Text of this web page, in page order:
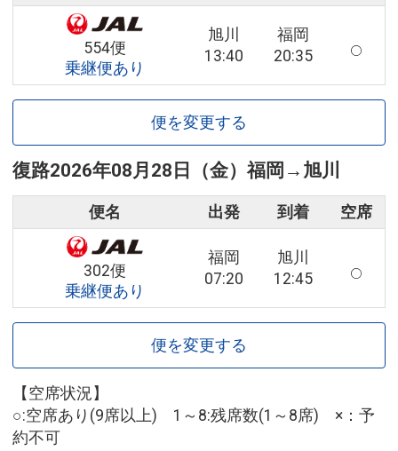
554便
乗継便あり
旭川
13:40
福岡
20:35
便を変更する
復路2026年08月28日（金）福岡 → 旭川
便名 出発 到着 空席
302便
乗継便あり
福岡
07:20
旭川
12:45
便を変更する
【空席状況】
○:空席あり(9席以上) 1～8:残席数(1～8席) ×：予
約不可